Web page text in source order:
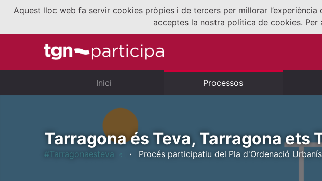
Aquest lloc web fa servir cookies pròpies i de tercers per millorar
acceptes la nostra política de cookies.
Inici Processos
Tarragona és Teva, Tarragona ets
#Tarragonaesteva
Procés participatiu del Pla d'Ordenació